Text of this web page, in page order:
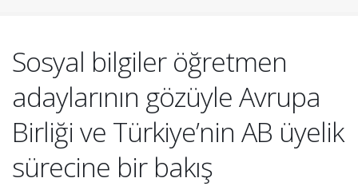
Sosyal bilgiler öğretmen
adaylarının gözüyle Avrupa
Birliği ve Türkiye’nin AB üyelik
sürecine bir bakış